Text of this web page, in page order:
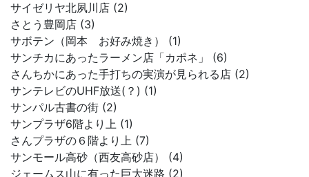
サイゼリヤ北夙川店 (2)
さとう豊岡店 (3)
サボテン（岡本 お好み焼き） (1)
サンチカにあったラーメン店「カポネ」 (6)
さんちかにあった手打ちの実演が見られる店 (2)
サンテレビのUHF放送(？) (1)
サンパル古書の街 (2)
サンプラザ6階より上 (1)
さんプラザの６階より上 (7)
サンモール高砂（西友高砂店） (4)
ジェームス山に有った巨大迷路 (2)